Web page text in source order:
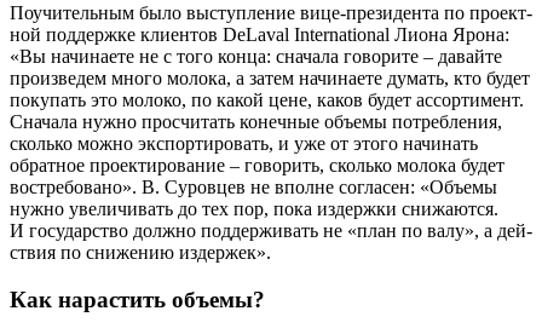
Поучи­тель­ным было выступ­ле­ние вице-пре­зи­ден­та по про­ект­
ной под­держ­ке кли­ен­тов DeLaval International Лио­на Яро­на:
«Вы начи­на­е­те не с того кон­ца: сна­ча­ла гово­ри­те – давай­те
про­из­ве­дем мно­го моло­ка, а затем начи­на­е­те думать, кто будет
поку­пать это моло­ко, по какой цене, каков будет ассор­ти­мент.
Сна­ча­ла нуж­но про­счи­тать конеч­ные объ­е­мы потреб­ле­ния,
сколь­ко мож­но экс­пор­ти­ро­вать, и уже от это­го начи­нать
обрат­ное про­ек­ти­ро­ва­ние – гово­рить, сколь­ко моло­ка будет
вос­тре­бо­ва­но». В. Суров­цев не вполне согла­сен: «Объ­е­мы
нуж­но уве­ли­чи­вать до тех пор, пока издерж­ки сни­жа­ют­ся.
И госу­дар­ство долж­но под­дер­жи­вать не «план по валу», а дей­
ствия по сни­же­нию издержек».
Как нарастить объемы?